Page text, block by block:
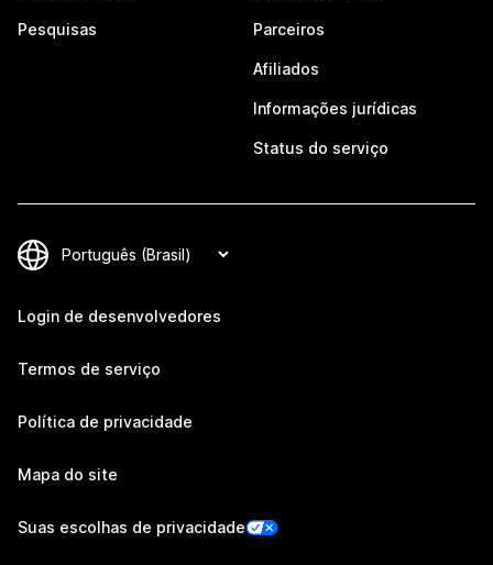
Pesquisas Parceiros
Afiliados
Informações jurídicas
Status do serviço
Login de desenvolvedores
Termos de serviço
Política de privacidade
Mapa do site
Suas escolhas de privacidade